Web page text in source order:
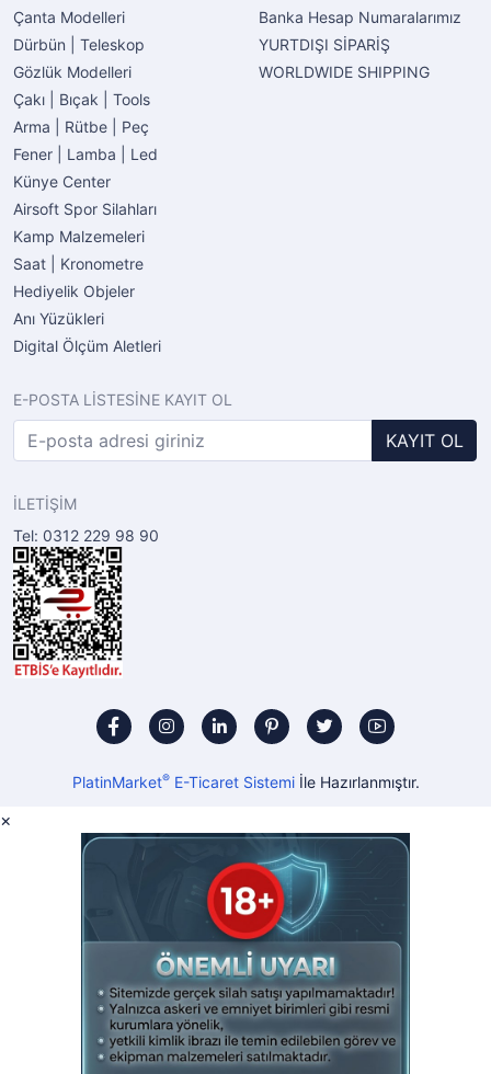
Çanta Modelleri
Dürbün | Teleskop
Gözlük Modelleri
Çakı | Bıçak | Tools
Arma | Rütbe | Peç
Fener | Lamba | Led
Künye Center
Airsoft Spor Silahları
Kamp Malzemeleri
Saat | Kronometre
Hediyelik Objeler
Anı Yüzükleri
Digital Ölçüm Aletleri
Banka Hesap Numaralarımız
YURTDIŞI SİPARİŞ
WORLDWIDE SHIPPING
E-POSTA LİSTESİNE KAYIT OL
KAYIT OL
İLETİŞİM
Tel: 0312 229 98 90
PlatinMarket®E-Ticaret Sistemiİle Hazırlanmıştır.
×